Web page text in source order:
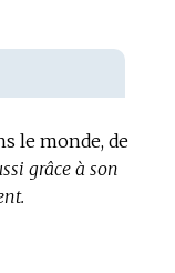
le monde, de
grâce à son